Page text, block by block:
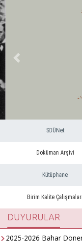
Önceki
SDÜNet
Doküman Arşivi
Kütüphane
Birim Kalite Çalışmaları
DUYURULAR
2025-2026 Bahar